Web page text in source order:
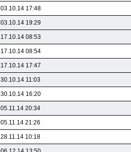
03.10.14 17:48
03.10.14 19:29
17.10.14 08:53
17.10.14 08:54
17.10.14 17:47
30.10.14 11:03
30.10.14 16:20
05.11.14 20:34
05.11.14 21:26
28.11.14 10:18